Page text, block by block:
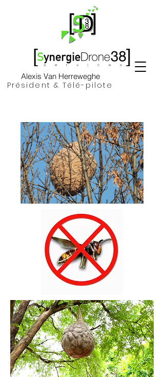
Alexis Van Herreweghe
Président & Télé-pilote